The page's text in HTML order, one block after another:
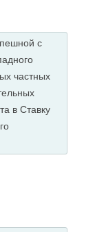
с
частных
в Ставку